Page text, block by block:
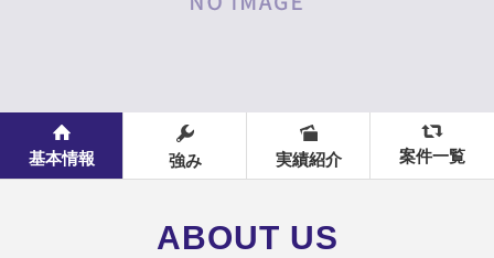
基本情報 強み 実績紹介 案件一覧
ABOUT US